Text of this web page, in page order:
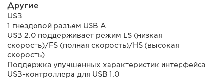
Другие
USB
1 гнездовой разъем USB A
USB 2.0 поддерживает режим LS (низкая
скорость)/FS (полная скорость)/HS (высокая
скорость)
Поддержка улучшенных характеристик интерфейса
USB-контроллера для USB 1.0